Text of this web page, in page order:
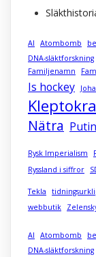
AI Atombomb
DNA-släktforskning
Familjenamn
Is hockey
Nätra
Rysk Imperialism
Ryssland i siffror
Tekla
webbutik
AI Atombomb
DNA-släktforskning